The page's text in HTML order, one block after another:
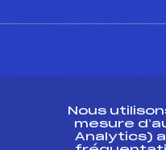
Nous
mesure
Analytics)